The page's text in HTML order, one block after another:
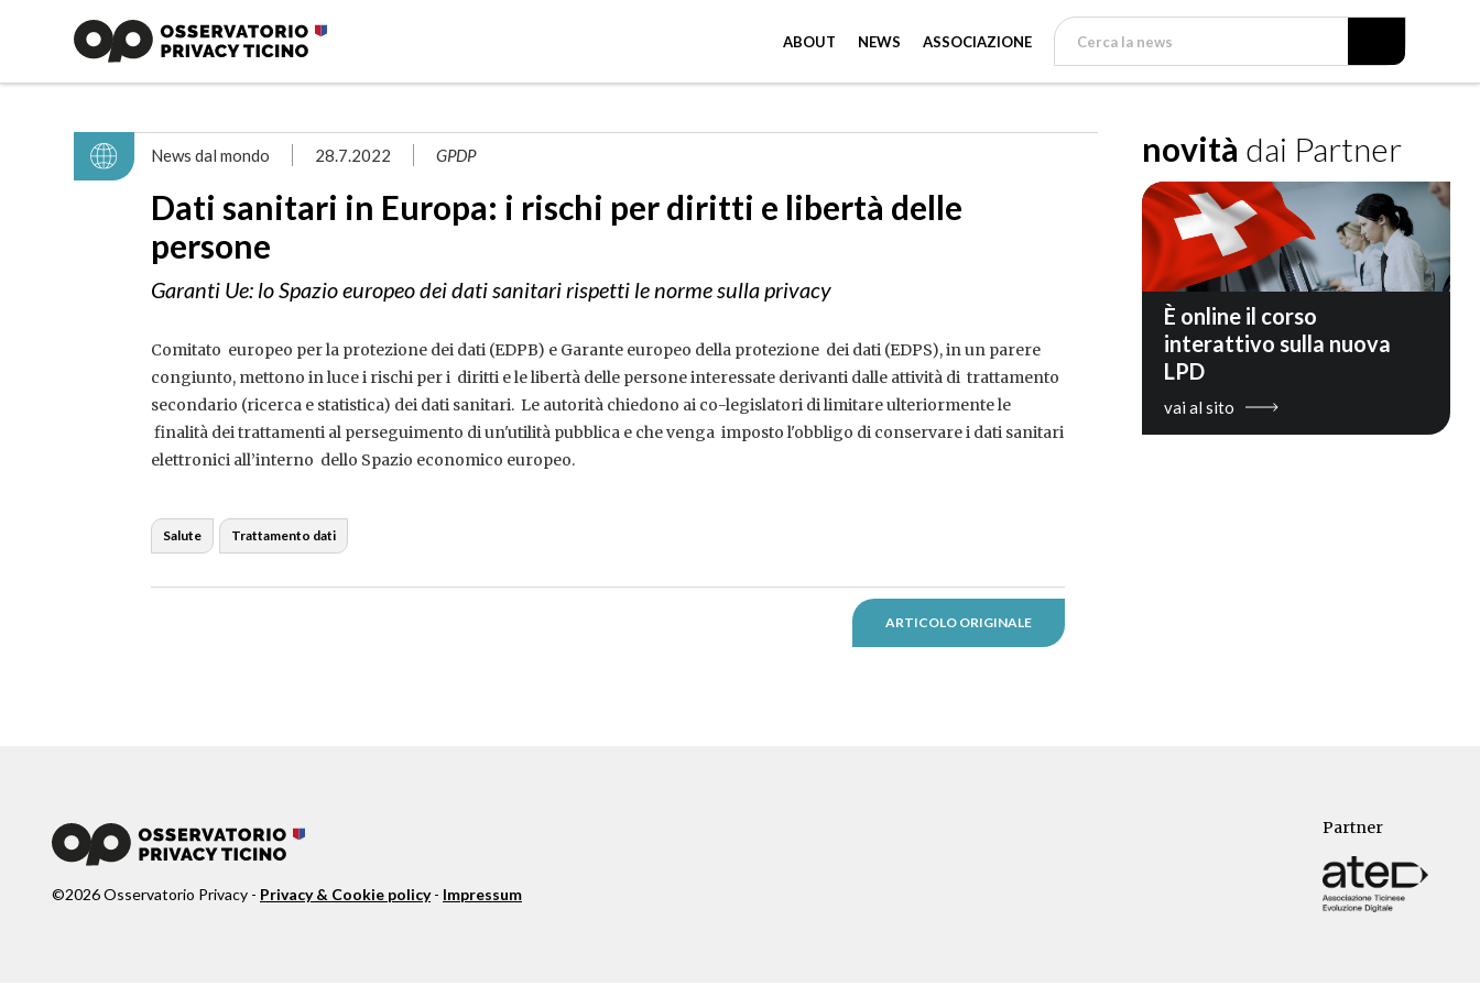
ABOUT NEWS ASSOCIAZIONE
News dal mondo 28.7.2022 GPDP
Dati sanitari in Europa: i rischi per diritti e libertà delle
persone
Garanti Ue: lo Spazio europeo dei dati sanitari rispetti le norme sulla privacy
Comitato europeo per la protezione dei dati (EDPB) e Garante europeo della protezione dei dati (EDPS), in un parere
congiunto, mettono in luce i rischi per i diritti e le libertà delle persone interessate derivanti dalle attività di trattamento
secondario (ricerca e statistica) dei dati sanitari. Le autorità chiedono ai co-legislatori di limitare ulteriormente le
finalità dei trattamenti al perseguimento di un'utilità pubblica e che venga imposto l'obbligo di conservare i dati sanitari
elettronici all’interno dello Spazio economico europeo.
Salute Trattamento dati
ARTICOLO ORIGINALE
novità dai Partner
È online il corso
interattivo sulla nuova
LPD
vai al sito
©2026Osservatorio Privacy - Privacy & Cookie policy- Impressum
Partner